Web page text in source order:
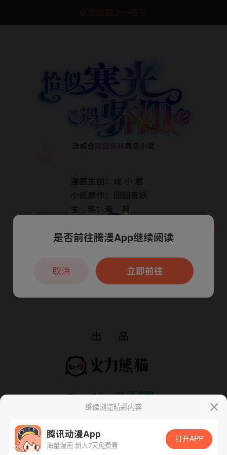
点击加载上一章节
App免费看
继续浏览精彩内容
腾讯动漫App
海量漫画 新人7天免费看
打开APP
本章节仅支持App阅读，可打开App新用
户7天免费看
是否前往腾漫App继续阅读
立即前往
取消